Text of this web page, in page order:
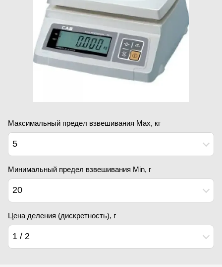
Максимальный предел взвешивания Мах, кг
5
Минимальный предел взвешивания Min, г
20
Цена деления (дискретность), г
1 / 2